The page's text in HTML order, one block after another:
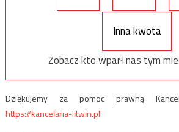
Inna kwota
Zobacz kto wparł nas tym
Dziękujemy za pomoc prawną
https://kancelaria-litwin.pl